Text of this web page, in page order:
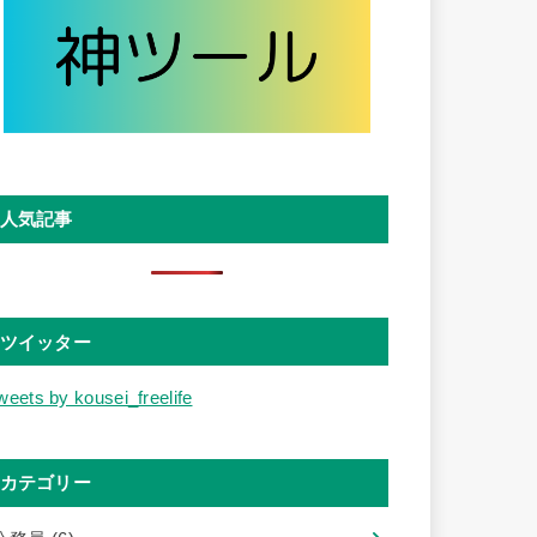
人気記事
ツイッター
by kousei_freelife
カテゴリー